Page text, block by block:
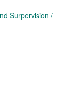
Surpervision /